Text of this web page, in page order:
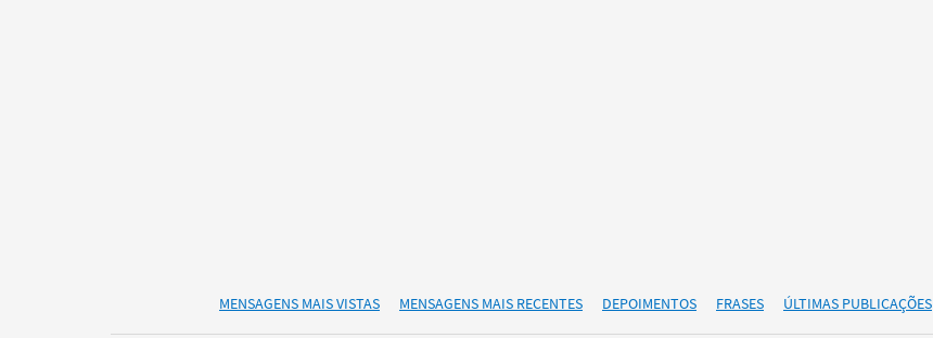
MENSAGENS MAIS VISTAS MENSAGENS MAIS RECENTES DEPOIMENTOS FRASES ÚLTIMAS PUBLICAÇÕES